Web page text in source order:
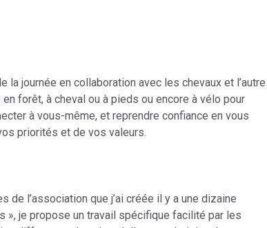
journée en collaboration avec les chevaux et l’autre
forêt, à cheval ou à pieds ou encore à vélo pour
à vous-même, et reprendre confiance en vous
priorités et de vos valeurs.
de l’association que j’ai créée il y a une dizaine
», je propose un travail spécifique facilité par les